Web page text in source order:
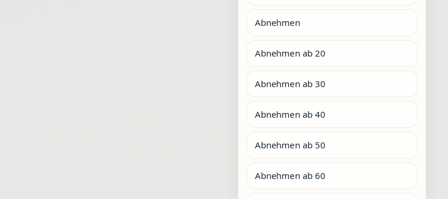
Abnehmen
Abnehmen ab 20
Abnehmen ab 30
Abnehmen ab 40
Abnehmen ab 50
Abnehmen ab 60